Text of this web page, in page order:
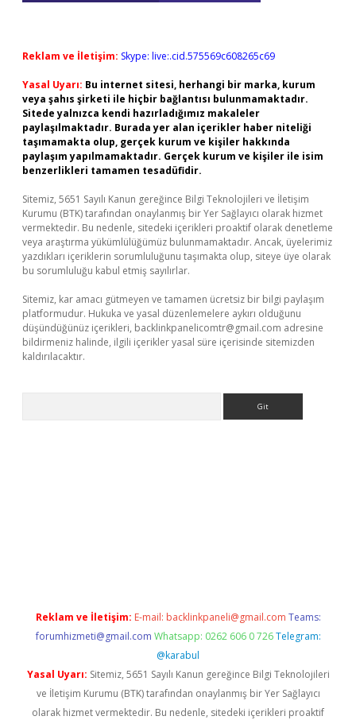
Reklam ve İletişim: Skype: live:.cid.575569c608265c69
Yasal Uyarı: Bu internet sitesi, herhangi bir marka, kurum
veya şahıs şirketi ile hiçbir bağlantısı bulunmamaktadır.
Sitede yalnızca kendi hazırladığımız makaleler
paylaşılmaktadır. Burada yer alan içerikler haber niteliği
taşımamakta olup, gerçek kurum ve kişiler hakkında
paylaşım yapılmamaktadır. Gerçek kurum ve kişiler ile isim
benzerlikleri tamamen tesadüfidir.
Sitemiz, 5651 Sayılı Kanun gereğince Bilgi Teknolojileri ve İletişim
Kurumu (BTK) tarafından onaylanmış bir Yer Sağlayıcı olarak hizmet
vermektedir. Bu nedenle, sitedeki içerikleri proaktif olarak denetleme
veya araştırma yükümlülüğümüz bulunmamaktadır. Ancak, üyelerimiz
yazdıkları içeriklerin sorumluluğunu taşımakta olup, siteye üye olarak
bu sorumluluğu kabul etmiş sayılırlar.
Sitemiz, kar amacı gütmeyen ve tamamen ücretsiz bir bilgi paylaşım
platformudur. Hukuka ve yasal düzenlemelere aykırı olduğunu
düşündüğünüz içerikleri, backlinkpanelicomtr@gmail.com adresine
bildirmeniz halinde, ilgili içerikler yasal süre içerisinde sitemizden
kaldırılacaktır.
Reklam ve İletişim: E-mail: backlinkpaneli@gmail.com Teams:
forumhizmeti@gmail.com Whatsapp: 0262 606 0 726 Telegram:
@karabul
Yasal Uyarı: Sitemiz, 5651 Sayılı Kanun gereğince Bilgi Teknolojileri
ve İletişim Kurumu (BTK) tarafından onaylanmış bir Yer Sağlayıcı
olarak hizmet vermektedir. Bu nedenle, sitedeki içerikleri proaktif